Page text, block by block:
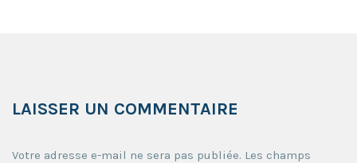
LAISSER UN COMMENTAIRE
Votre adresse e-mail ne sera pas publiée. Les champs